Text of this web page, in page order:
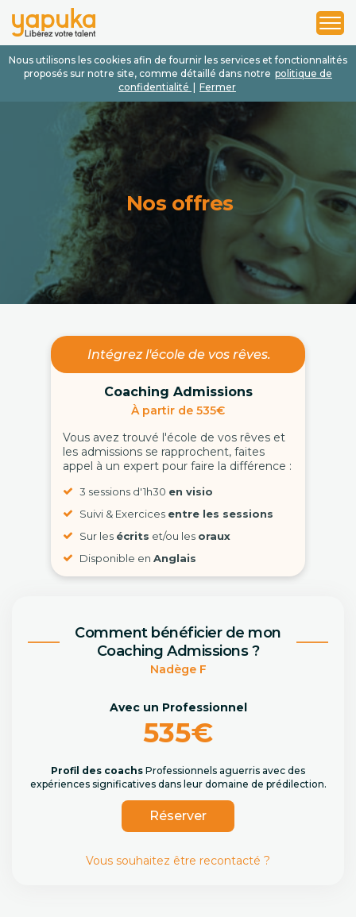
Nous utilisons les cookies afin de fournir les services et fonctionnalités
proposés sur notre site, comme détaillé dans notre politique de
confidentialité
Fermer
1
2
3
Nos offres
Intégrez l'école de vos rêves.
Coaching Admissions
À partir de 535€
Vous avez trouvé l'école de vos rêves et
les admissions se rapprochent, faites
appel à un expert pour faire la différence :
3 sessions d'1h30 en visio
Suivi & Exercices entre les sessions
Sur les écrits et/ou les oraux
Disponible en Anglais
Comment bénéficier de mon
Coaching Admissions ?
Nadège F
Avec un Professionnel
535€
Profil des coachs Professionnels aguerris avec des
expériences significatives dans leur domaine de prédilection.
Réserver
Vous souhaitez être recontacté ?